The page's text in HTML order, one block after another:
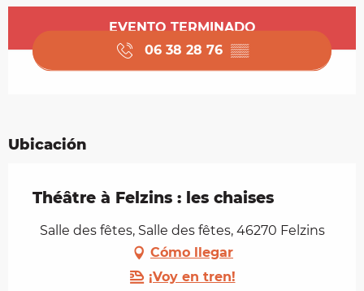
Horarios y datos de contacto
EVENTO TERMINADO
06 38 28 76 ▒▒
Ubicación
Théâtre à Felzins : les chaises
Salle des fêtes, Salle des fêtes, 46270 Felzins
Cómo llegar
¡Voy en tren!